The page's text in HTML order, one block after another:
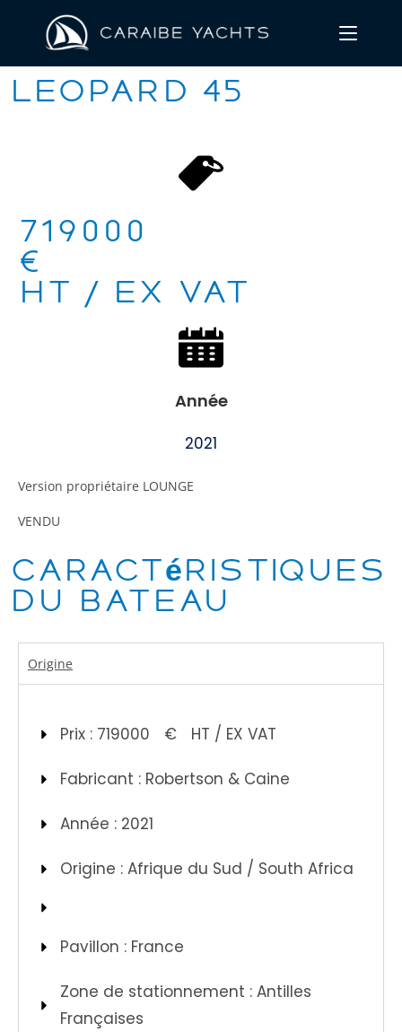
Leopard 45
719000
€
HT / EX VAT
Année
2021
Version propriétaire LOUNGE
VENDU
Caractéristiques
du bateau
Origine
Prix : 719000 € HT / EX VAT
Fabricant : Robertson & Caine
Année : 2021
Origine : Afrique du Sud / South Africa
Pavillon : France
Zone de stationnement : Antilles
Françaises